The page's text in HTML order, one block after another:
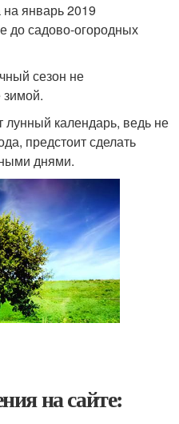
январь 2019
до садово-огородных
сезон не
зимой.
календарь, ведь не
предстоит сделать
днями.
на сайте: